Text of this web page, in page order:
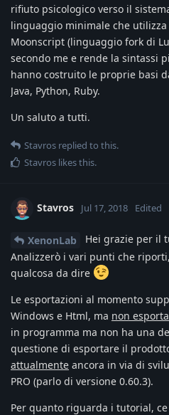
rifiuto psicologico verso il
linguaggio minimale che
Moonscript (linguaggio fork di
secondo me e rende la sintassi
hanno costruito le proprie basi
Java, Python, Ruby.
Un saluto a tutti.
Stavros replied to this.
Stavros likes this.
Stavros Jul 17, 2018 Edited
XenonLab
Hei grazie per il
Analizzerò i vari punti che
qualcosa da dire
Le esportazioni al momento
Windows e Html, ma non
in programma ma non ha una
questione di esportare il
attualmente ancora in via di
PRO (parlo di versione 0.60.3).
Per quanto riguarda i tutorial,